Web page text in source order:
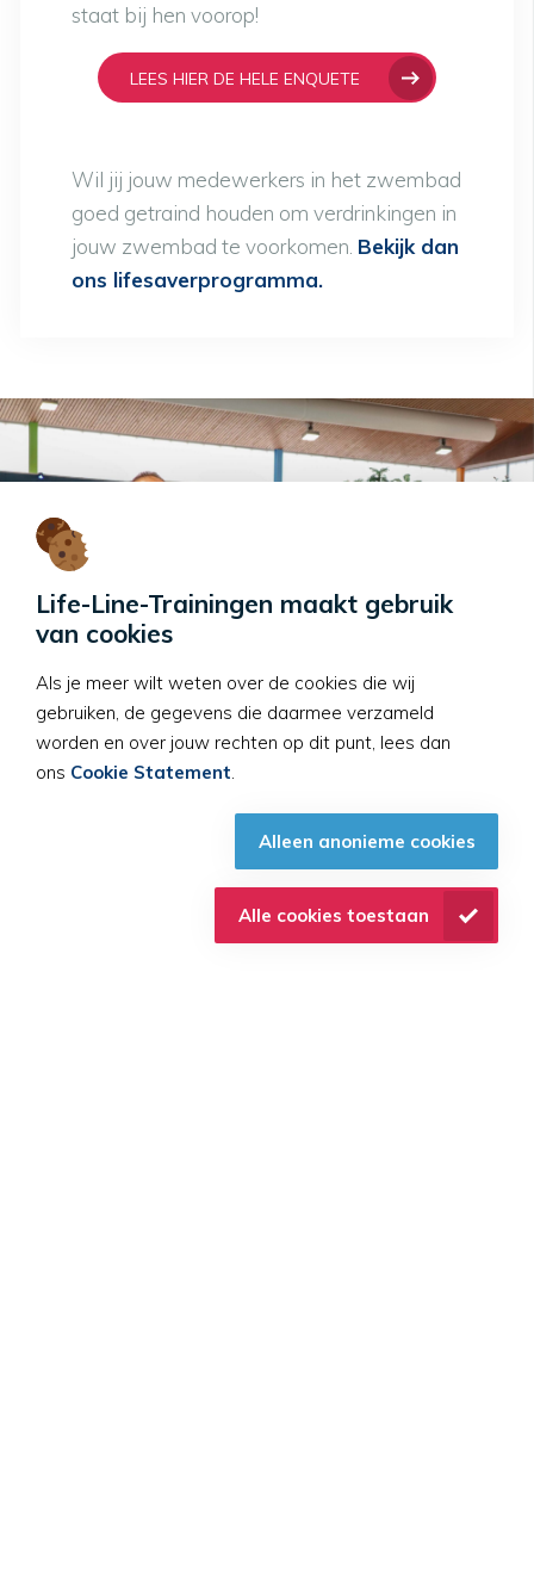
Life-Line-Trainingen maakt gebruik
van cookies
Als je meer wilt weten over de cookies die wij
gebruiken, de gegevens die daarmee verzameld
worden en over jouw rechten op dit punt, lees dan
ons Cookie Statement
Alleen anonieme cookies
Alle cookies toestaan
staat bij hen voorop!
LEES HIER DE HELE ENQUETE
Wil jij jouw medewerkers in het zwembad
goed getraind houden om verdrinkingen in
jouw zwembad te voorkomen. Bekijk dan
ons lifesaverprogramma.
voorop in
zwembaden